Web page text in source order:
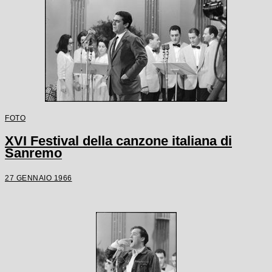
FOTO
XVI Festival della canzone italiana di
Sanremo
27 GENNAIO 1966